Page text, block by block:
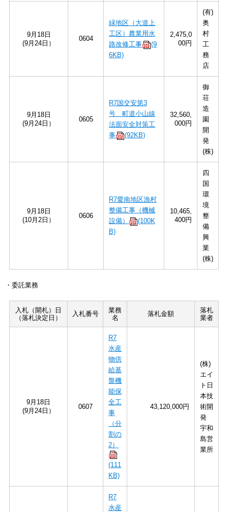
9月18日
(9月24日）
0604
緑地区（大道上
工区）農業用水
路改修工事
(9
6KB)
2,475,0
00円
(有)
奥
村
工
務
店
9月18日
(9月24日）
0605
R7国交安第3
号 町道小山線
法面安全対策工
事
(92KB)
32,560,
000円
御
荘
造
園
開
発
(株)
9月18日
(10月2日）
0606
R7愛南地区漁村
整備工事（機械
設備）
(100K
B)
10,465,
400円
四
国
環
境
整
備
興
業
(株)
・委託業務
入札（開札）日
（落札決定日）
入札番号
業務
名
落札金額
落札
業者
9月18日
(9月24日）
0607
R7
水産
物供
給基
盤機
能保
全工
事
（分
割の
2）
(111
KB)
43,120,000円
(株)
エイ
ト日
本技
術開
発
宇和
島営
業所
R7
水産